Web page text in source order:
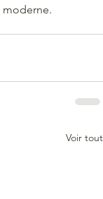
Voir tout